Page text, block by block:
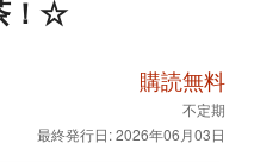
！☆
購読無料
不定期
最終発行日: 2026年06月03日